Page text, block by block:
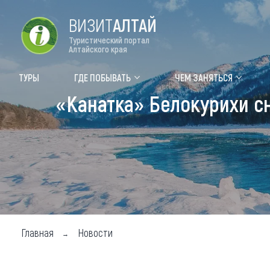
Форум VISIT ALTAI
Туры Где
Топ
ВИЗИТАЛТАЙ
Туристический портал
Алтайского края
ТУРЫ ГДЕ ПОБЫВАТЬ ЧЕМ ЗАНЯТЬСЯ
«Канатка» Белокурихи
Главная Новости